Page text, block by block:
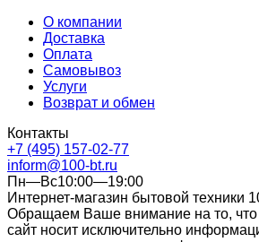
О компании
Доставка
Оплата
Самовывоз
Услуги
Возврат и обмен
Контакты
+7 (495) 157-02-77
inform@100-bt.ru
Пн—Вс10:00—19:00
Интернет-магазин бытовой техники
Обращаем Ваше внимание на то, что
сайт носит исключительно